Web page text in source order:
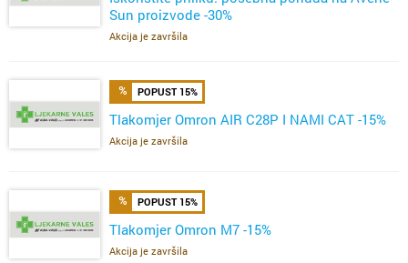
Sun proizvode -30%
Akcija je završila
POPUST 15%
Tlakomjer Omron AIR C28P I NAMI CAT -15%
Akcija je završila
POPUST 15%
Tlakomjer Omron M7 -15%
Akcija je završila